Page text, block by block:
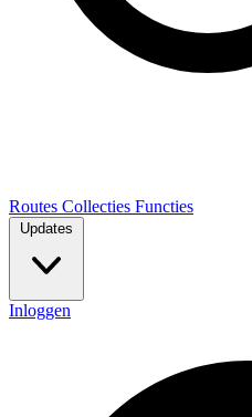
Routes Collecties Functies
Updates
Inloggen